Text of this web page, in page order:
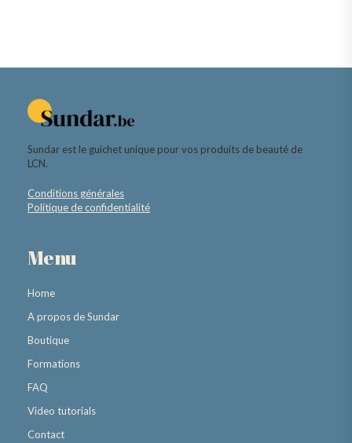
Sundar est le guichet unique pour vos produits de beauté de
LCN.
Conditions générales
Politique de confidentialité
Menu
Home
A propos de Sundar
Boutique
Formations
FAQ
Video tutorials
Contact